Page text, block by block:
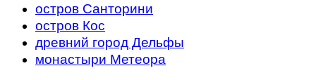
остров Санторини
остров Кос
древний город Дельфы
монастыри Метеора